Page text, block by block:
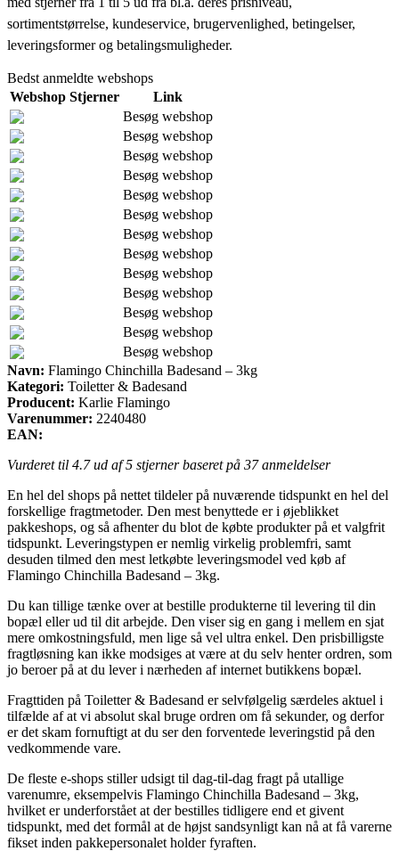
sortimentstørrelse, kundeservice, brugervenlighed, betingelser,
leveringsformer og betalingsmuligheder.
Bedst anmeldte webshops
Webshop Stjerner
Link
Besøg webshop
Besøg webshop
Besøg webshop
Besøg webshop
Besøg webshop
Besøg webshop
Besøg webshop
Besøg webshop
Besøg webshop
Besøg webshop
Besøg webshop
Besøg webshop
Besøg webshop
Navn: Flamingo Chinchilla Badesand – 3kg
Kategori: Toiletter & Badesand
Producent: Karlie Flamingo
Varenummer: 2240480
EAN:
Vurderet til 4.7ud af 5 stjerner baseret på 37anmeldelser
En hel del shops på nettet tildeler på nuværende tidspunkt en hel del
forskellige fragtmetoder. Den mest benyttede er i øjeblikket
pakkeshops, og så afhenter du blot de købte produkter på et valgfrit
tidspunkt. Leveringstypen er nemlig virkelig problemfri, samt
desuden tilmed den mest letkøbte leveringsmodel ved køb af
Flamingo Chinchilla Badesand – 3kg.
Du kan tillige tænke over at bestille produkterne til levering til din
bopæl eller ud til dit arbejde. Den viser sig en gang i mellem en sjat
mere omkostningsfuld, men lige så vel ultra enkel. Den prisbilligste
fragtløsning kan ikke modsiges at være at du selv henter ordren, som
jo beroer på at du lever i nærheden af internet butikkens bopæl.
Fragttiden på Toiletter & Badesand er selvfølgelig særdeles aktuel i
tilfælde af at vi absolut skal bruge ordren om få sekunder, og derfor
er det skam fornuftigt at du ser den forventede leveringstid på den
vedkommende vare.
De fleste e-shops stiller udsigt til dag-til-dag fragt på utallige
varenumre, eksempelvis Flamingo Chinchilla Badesand – 3kg,
hvilket er underforstået at der bestilles tidligere end et givent
tidspunkt, med det formål at de højst sandsynligt kan nå at få varerne
fikset inden pakkepersonalet holder fyraften.